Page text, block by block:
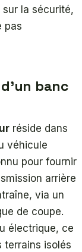
la sécurité,
pas
banc
réside dans
véhicule
pour fournir
arrière
via un
de coupe.
électrique, ce
terrains isolés